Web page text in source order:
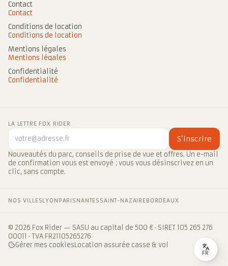
Contact
Contact
Conditions de location
Conditions de location
Mentions légales
Mentions légales
Confidentialité
Confidentialité
LA LETTRE FOX RIDER
S’inscrire
Nouveautés du parc, conseils de prise de vue et offres. Un e-mail
de confirmation vous est envoyé ; vous vous désinscrivez en un
clic, sans compte.
NOS VILLESLYON PARIS NANTES SAINT-NAZAIREBORDEAUX
© 2026 Fox Rider — SASU au capital de 500 € · SIRET 105 265 276
00011 · TVA FR21105265276
Gérer mes cookiesLocation assurée casse & vol
FR